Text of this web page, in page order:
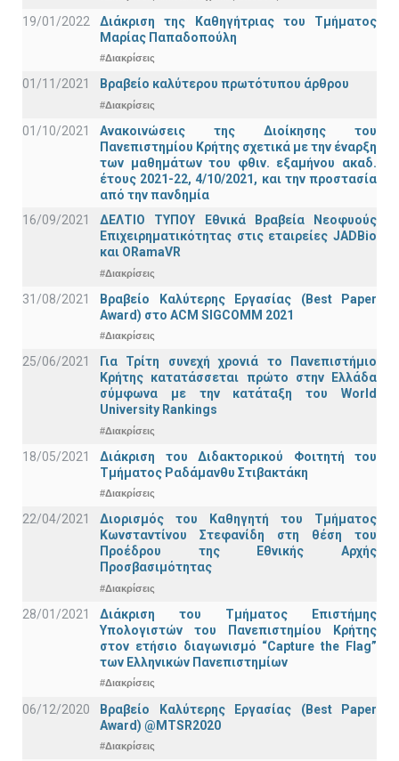
19/01/2022
Διάκριση της Καθηγήτριας του Τμήματος
Μαρίας Παπαδοπούλη
#Διακρίσεις
01/11/2021 Bραβείο καλύτερου πρωτότυπου άρθρου
#Διακρίσεις
01/10/2021
Ανακοινώσεις της Διοίκησης του
Πανεπιστημίου Κρήτης σχετικά με την έναρξη
των μαθημάτων του φθιν. εξαμήνου ακαδ.
έτους 2021-22, 4/10/2021, και την προστασία
από την πανδημία
16/09/2021
ΔΕΛΤΙΟ ΤΥΠΟΥ Εθνικά Βραβεία Νεοφυούς
Επιχειρηματικότητας στις εταιρείες JADBio
και ORamaVR
#Διακρίσεις
31/08/2021
Βραβείο Καλύτερης Εργασίας (Best Paper
Award) στο ACM SIGCOMM 2021
#Διακρίσεις
25/06/2021
Για Τρίτη συνεχή χρονιά το Πανεπιστήμιο
Κρήτης κατατάσσεται πρώτο στην Ελλάδα
σύμφωνα με την κατάταξη του World
University Rankings
#Διακρίσεις
18/05/2021
Διάκριση του Διδακτορικού Φοιτητή του
Τμήματος Ραδάμανθυ Στιβακτάκη
#Διακρίσεις
22/04/2021
Διορισμός του Καθηγητή του Τμήματος
Κωνσταντίνου Στεφανίδη στη θέση του
Προέδρου της Εθνικής Αρχής
Προσβασιμότητας
#Διακρίσεις
28/01/2021
Διάκριση του Τμήματος Επιστήμης
Υπολογιστών του Πανεπιστημίου Κρήτης
στον ετήσιο διαγωνισμό “Capture the Flag”
των Ελληνικών Πανεπιστημίων
#Διακρίσεις
06/12/2020
Βραβείο Καλύτερης Εργασίας (Best Paper
Award) @MTSR2020
#Διακρίσεις